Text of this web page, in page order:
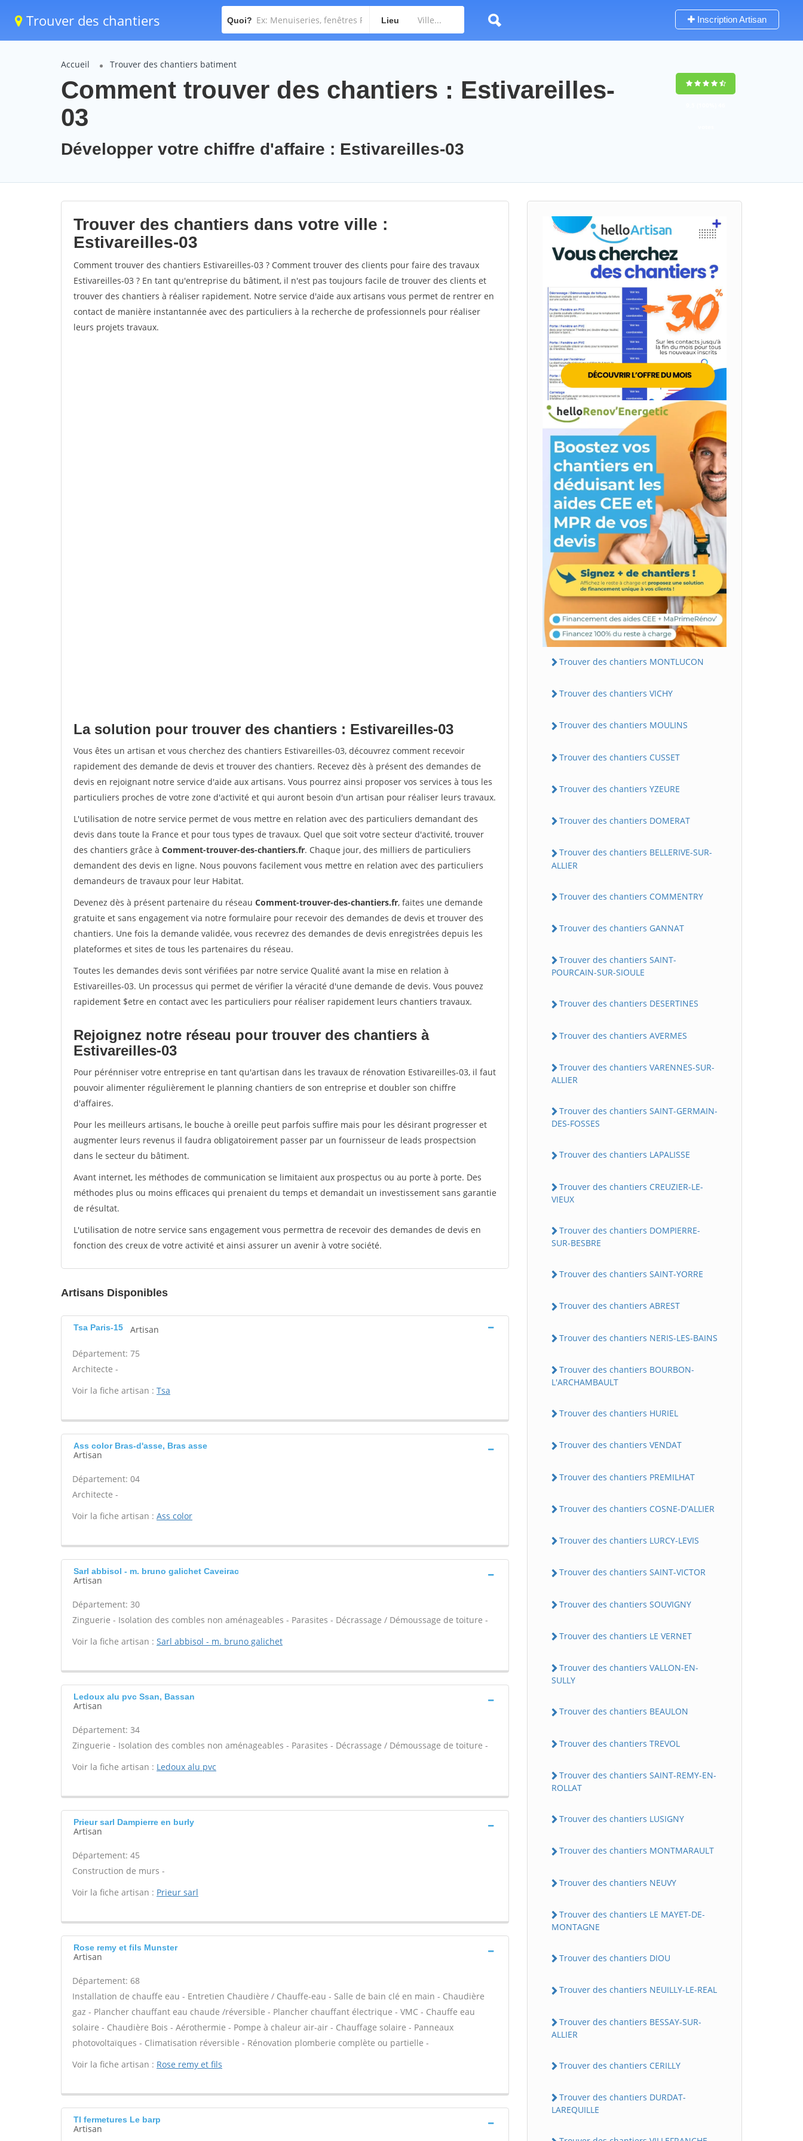
Trouver des chantiers Quoi? Lieu Inscription Artisan
Accueil Trouver des chantiers batiment
Comment trouver des chantiers : Estivareilles-
03
Développer votre chiffre d'affaire : Estivareilles-03
Trouver des chantiers dans votre ville :
Estivareilles-03
Comment trouver des chantiers Estivareilles-03 ? Comment trouver des clients pour faire des travaux
Estivareilles-03 ? En tant qu'entreprise du bâtiment, il n'est pas toujours facile de trouver des clients et
trouver des chantiers à réaliser rapidement. Notre service d'aide aux artisans vous permet de rentrer en
contact de manière instantannée avec des particuliers à la recherche de professionnels pour réaliser
leurs projets travaux.
La solution pour trouver des chantiers : Estivareilles-03
Vous êtes un artisan et vous cherchez des chantiers Estivareilles-03, découvrez comment recevoir
rapidement des demande de devis et trouver des chantiers. Recevez dès à présent des demandes de
devis en rejoignant notre service d'aide aux artisans. Vous pourrez ainsi proposer vos services à tous les
particuliers proches de votre zone d'activité et qui auront besoin d'un artisan pour réaliser leurs travaux.
L'utilisation de notre service permet de vous mettre en relation avec des particuliers demandant des
devis dans toute la France et pour tous types de travaux. Quel que soit votre secteur d'activité, trouver
des chantiers grâce à Comment-trouver-des-chantiers.fr. Chaque jour, des milliers de particuliers
demandent des devis en ligne. Nous pouvons facilement vous mettre en relation avec des particuliers
demandeurs de travaux pour leur Habitat.
Devenez dès à présent partenaire du réseau Comment-trouver-des-chantiers.fr, faites une demande
gratuite et sans engagement via notre formulaire pour recevoir des demandes de devis et trouver des
chantiers. Une fois la demande validée, vous recevrez des demandes de devis enregistrées depuis les
plateformes et sites de tous les partenaires du réseau.
Toutes les demandes devis sont vérifiées par notre service Qualité avant la mise en relation à
Estivareilles-03. Un processus qui permet de vérifier la véracité d'une demande de devis. Vous pouvez
rapidement $etre en contact avec les particuliers pour réaliser rapidement leurs chantiers travaux.
Rejoignez notre réseau pour trouver des chantiers à
Estivareilles-03
Pour pérénniser votre entreprise en tant qu'artisan dans les travaux de rénovation Estivareilles-03, il faut
pouvoir alimenter régulièrement le planning chantiers de son entreprise et doubler son chiffre
d'affaires.
Pour les meilleurs artisans, le bouche à oreille peut parfois suffire mais pour les désirant progresser et
augmenter leurs revenus il faudra obligatoirement passer par un fournisseur de leads prospectsion
dans le secteur du bâtiment.
Avant internet, les méthodes de communication se limitaient aux prospectus ou au porte à porte. Des
méthodes plus ou moins efficaces qui prenaient du temps et demandait un investissement sans garantie
de résultat.
L'utilisation de notre service sans engagement vous permettra de recevoir des demandes de devis en
fonction des creux de votre activité et ainsi assurer un avenir à votre société.
Artisans Disponibles
Tsa Paris-15 Artisan
Département: 75
Architecte -
Voir la fiche artisan : Tsa
Ass color Bras-d'asse, Bras asse
Artisan
Département: 04
Architecte -
Voir la fiche artisan : Ass color
Sarl abbisol - m. bruno galichet Caveirac
Artisan
Département: 30
Zinguerie - Isolation des combles non aménageables - Parasites - Décrassage / Démoussage de toiture -
Voir la fiche artisan : Sarl abbisol - m. bruno galichet
Ledoux alu pvc Ssan, Bassan
Artisan
Département: 34
Zinguerie - Isolation des combles non aménageables - Parasites - Décrassage / Démoussage de toiture -
Voir la fiche artisan : Ledoux alu pvc
Prieur sarl Dampierre en burly
Artisan
Département: 45
Construction de murs -
Voir la fiche artisan : Prieur sarl
Rose remy et fils Munster
Artisan
Département: 68
Installation de chauffe eau - Entretien Chaudière / Chauffe-eau - Salle de bain clé en main - Chaudière
gaz - Plancher chauffant eau chaude /réversible - Plancher chauffant électrique - VMC - Chauffe eau
solaire - Chaudière Bois - Aérothermie - Pompe à chaleur air-air - Chauffage solaire - Panneaux
photovoltaïques - Climatisation réversible - Rénovation plomberie complète ou partielle -
Voir la fiche artisan : Rose remy et fils
Tl fermetures Le barp
Artisan
Trouver des chantiers MONTLUCON
Trouver des chantiers VICHY
Trouver des chantiers MOULINS
Trouver des chantiers CUSSET
Trouver des chantiers YZEURE
Trouver des chantiers DOMERAT
Trouver des chantiers BELLERIVE-SUR-
ALLIER
Trouver des chantiers COMMENTRY
Trouver des chantiers GANNAT
Trouver des chantiers SAINT-
POURCAIN-SUR-SIOULE
Trouver des chantiers DESERTINES
Trouver des chantiers AVERMES
Trouver des chantiers VARENNES-SUR-
ALLIER
Trouver des chantiers SAINT-GERMAIN-
DES-FOSSES
Trouver des chantiers LAPALISSE
Trouver des chantiers CREUZIER-LE-
VIEUX
Trouver des chantiers DOMPIERRE-
SUR-BESBRE
Trouver des chantiers SAINT-YORRE
Trouver des chantiers ABREST
Trouver des chantiers NERIS-LES-BAINS
Trouver des chantiers BOURBON-
L'ARCHAMBAULT
Trouver des chantiers HURIEL
Trouver des chantiers VENDAT
Trouver des chantiers PREMILHAT
Trouver des chantiers COSNE-D'ALLIER
Trouver des chantiers LURCY-LEVIS
Trouver des chantiers SAINT-VICTOR
Trouver des chantiers SOUVIGNY
Trouver des chantiers LE VERNET
Trouver des chantiers VALLON-EN-
SULLY
Trouver des chantiers BEAULON
Trouver des chantiers TREVOL
Trouver des chantiers SAINT-REMY-EN-
ROLLAT
Trouver des chantiers LUSIGNY
Trouver des chantiers MONTMARAULT
Trouver des chantiers NEUVY
Trouver des chantiers LE MAYET-DE-
MONTAGNE
Trouver des chantiers DIOU
Trouver des chantiers NEUILLY-LE-REAL
Trouver des chantiers BESSAY-SUR-
ALLIER
Trouver des chantiers CERILLY
Trouver des chantiers DURDAT-
LAREQUILLE